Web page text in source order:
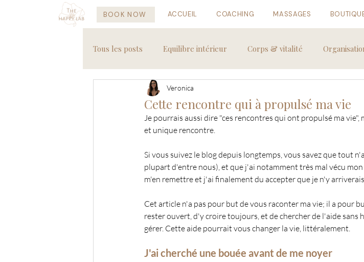
BOOK NOW ACCUEIL COACHING MASSAGES
Tous les posts Equilibre intérieur Corps & vitalité
Recettes saines Voyages
Cette rencontre qui à propulsé ma vie
Veronica
Je pourrais aussi dire "ces rencontres qui ont propulsé ma
et unique rencontre.
Si vous suivez le blog depuis longtemps, vous savez que tout
plupart d'entre nous), et que j'ai notamment très mal vécu
m'en remettre et j'ai finalement du accepter que je n'y arriverais
Cet article n'a pas pour but de vous raconter ma vie; il a pour
rester ouvert, d'y croire toujours, et de chercher de l'aide
gérer. Cette aide pourrait vous changer la vie, littéralement.
J'ai cherché une bouée avant de me noyer